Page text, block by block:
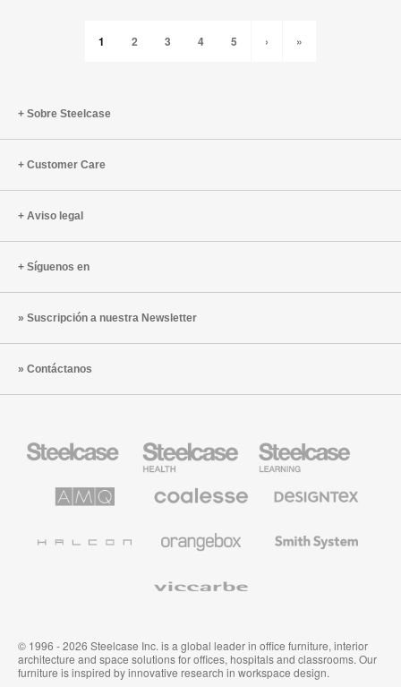
1 2 3 4 5 › »
Sobre Steelcase
Customer Care
Aviso legal
Síguenos en
Suscripción a nuestra Newsletter
Contáctanos
Steelcase
para
sanidad
Steelcase
para
educación
Steelcase
Solutions
premium
System
© 1996 - 2026 Steelcase Inc. is a global leader in office furniture, interior
architecture and space solutions for offices, hospitals and classrooms. Our
furniture is inspired by innovative research in workspace design.